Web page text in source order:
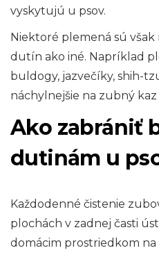
vyskytujú u psov.
Niektoré plemená sú
dutín ako iné. Napríklad
buldogy, jazvečíky, shih-
náchylnejšie na zubný
Ako zabrániť
dutinám u
Každodenné čistenie
plochách v zadnej časti
domácim prostriedkom